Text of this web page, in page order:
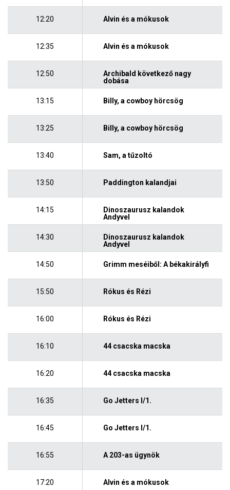
12:20 Alvin és a mókusok
12:35 Alvin és a mókusok
12:50
Archibald következő nagy
dobása
13:15 Billy, a cowboy hörcsög
13:25 Billy, a cowboy hörcsög
13:40 Sam, a tűzoltó
13:50 Paddington kalandjai
14:15
Dinoszaurusz kalandok
Andyvel
14:30
Dinoszaurusz kalandok
Andyvel
14:50 Grimm meséiből: A békakirályfi
15:50 Rókus és Rézi
16:00 Rókus és Rézi
16:10 44 csacska macska
16:20 44 csacska macska
16:35 Go Jetters I/1.
16:45 Go Jetters I/1.
16:55 A 203-as ügynök
17:20 Alvin és a mókusok